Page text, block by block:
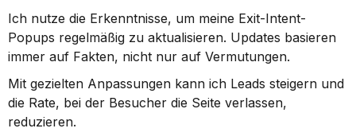
Ich nutze die Erkenntnisse, um meine Exit-Intent-
Popups regelmäßig zu aktualisieren. Updates basieren
immer auf Fakten, nicht nur auf Vermutungen.
Mit gezielten Anpassungen kann ich Leads steigern und
die Rate, bei der Besucher die Seite verlassen,
reduzieren.